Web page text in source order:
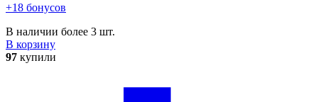
+18 бонусов
В наличии более 3 шт.
В корзину
97 купили